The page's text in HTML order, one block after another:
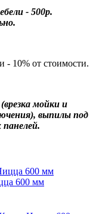
- 500р.
- 10% от стоимости.
мойки и
выпилы под
600 мм